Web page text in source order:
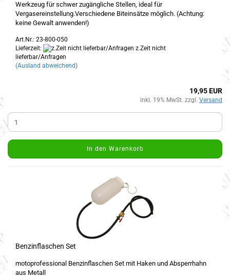
Werkzeug für schwer zugängliche Stellen, ideal für
Vergasereinstellung.Verschiedene Biteinsätze möglich. (Achtung:
keine Gewalt anwenden!)
Art.Nr.: 23-800-050
Lieferzeit:
z.Zeit nicht
lieferbar/Anfragen
(Ausland abweichend)
19,95 EUR
inkl. 19% MwSt. zzgl. Versand
In den Warenkorb
Benzinflaschen Set
motoprofessional Benzinflaschen Set mit Haken und Absperrhahn
aus Metall